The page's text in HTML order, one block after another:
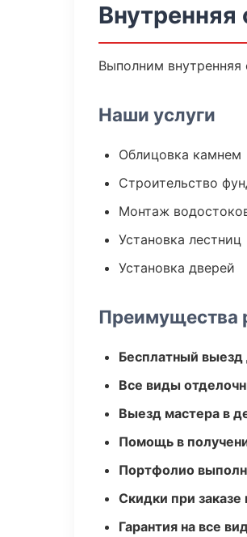
Выполним
Наши услуги
Облицовка камнем
Строительство
Монтаж
Установка лестниц
Установка дверей
Преимущества
Бесплатный выезд
Все виды
Выезд мастера в
Помощь в
Портфолио
Скидки при заказе
Гарантия на все